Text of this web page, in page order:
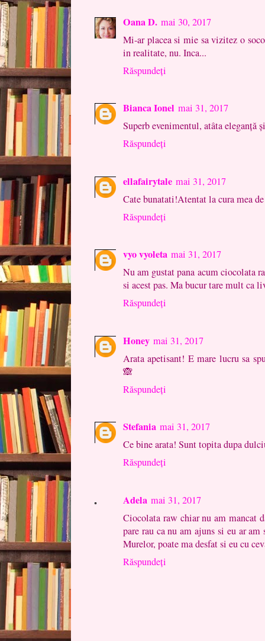
Oana D. mai 30, 2017
Mi-ar placea si mie sa vizitez o
in realitate, nu. Inca...
Răspundeți
Bianca Ionel mai 31, 2017
Superb evenimentul, atâta eleganță
Răspundeți
ellafairytale mai 31, 2017
Cate bunatati!Atentat la cura mea
Răspundeți
vyo vyoleta mai 31, 2017
Nu am gustat pana acum ciocolata
si acest pas. Ma bucur tare mult ca
Răspundeți
Honey mai 31, 2017
Arata apetisant! E mare lucru sa
🙈
Răspundeți
Stefania mai 31, 2017
Ce bine arata! Sunt topita dupa
Răspundeți
Adela mai 31, 2017
Ciocolata raw chiar nu am mancat
pare rau ca nu am ajuns si eu ar
Murelor, poate ma desfat si eu cu
Răspundeți